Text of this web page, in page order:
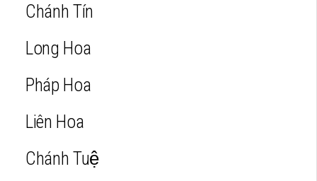
Chánh Tín
Long Hoa
Pháp Hoa
Liên Hoa
Chánh Tuệ